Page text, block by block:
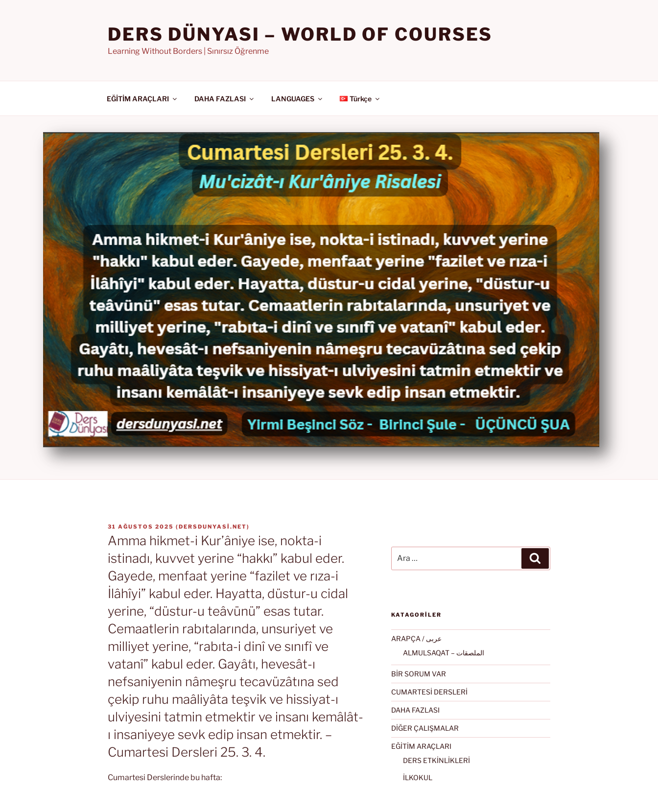
DERS DÜNYASI – WORLD OF COURSES
Learning Without Borders | Sınırsız Öğrenme
EĞİTİM ARAÇLARI DAHA FAZLASI LANGUAGES Türkçe
YAYIM
TARIHI
31 AĞUSTOS 2025 (DERSDUNYASI.NET)
Amma hikmet-i Kur’âniye ise, nokta-i
istinadı, kuvvet yerine “hakkı” kabul eder.
Gayede, menfaat yerine “fazilet ve rıza-i
İlâhîyi” kabul eder. Hayatta, düstur-u cidal
yerine, “düstur-u teâvünü” esas tutar.
Cemaatlerin rabıtalarında, unsuriyet ve
milliyet yerine, “rabıta-i dinî ve sınıfî ve
vatanî” kabul eder. Gayâtı, hevesât-ı
nefsaniyenin nâmeşru tecavüzâtına sed
çekip ruhu maâliyâta teşvik ve hissiyat-ı
ulviyesini tatmin etmektir ve insanı kemâlât-
ı insaniyeye sevk edip insan etmektir. –
Cumartesi Dersleri 25. 3. 4.
Cumartesi Derslerinde bu hafta:
KATAGORİLER
ARAPÇA / عربى
ALMULSAQAT – الملصقات
BİR SORUM VAR
CUMARTESİ DERSLERİ
DAHA FAZLASI
DİĞER ÇALIŞMALAR
EĞİTİM ARAÇLARI
DERS ETKİNLİKLERİ
İLKOKUL